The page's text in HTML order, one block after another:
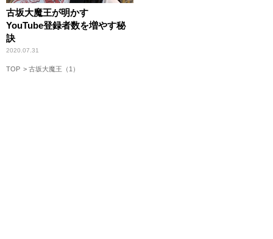
古坂大魔王が明かす
YouTube登録者数を増やす秘
訣
2020.07.31
TOP 古坂大魔王（1）